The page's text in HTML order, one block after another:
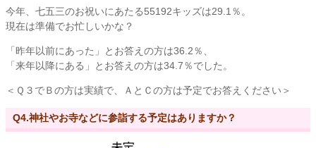
今年、七五三のお祝いにあたる55192キッズは29.1％。
現在は準備でお忙しいかな？
「昨年以前にあった」とお答えの方は36.2％、
「来年以降にある」とお答えの方は34.7％でした。
＜Ｑ３でＢの方は実績で、ＡとＣの方は予定でお答えください＞
Q4.神社やお寺などに参詣する予定はありますか？